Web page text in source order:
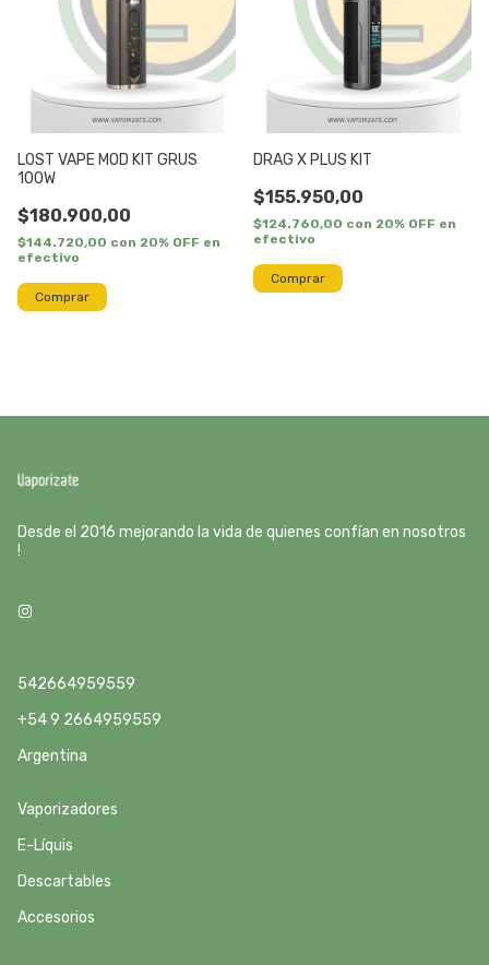
LOST VAPE MOD KIT GRUS
100W
$180.900,00
$144.720,00 con 20% OFF en
efectivo
DRAG X PLUS KIT
$155.950,00
$124.760,00 con 20% OFF en
efectivo
Desde el 2016 mejorando la vida de quienes confían en nosotros
!
542664959559
+54 9 2664959559
Argentina
Vaporizadores
E-Líquis
Descartables
Accesorios